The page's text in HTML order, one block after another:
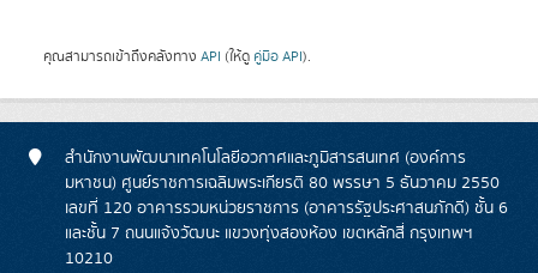
คุณสามารถเข้าถึงคลังทาง API (ให้ดู คู่มือ API).
สำนักงานพัฒนาเทคโนโลยีอวกาศและภูมิสารสนเทศ (องค์การ
มหาชน) ศูนย์ราชการเฉลิมพระเกียรติ 80 พรรษา 5 ธันวาคม 2550
เลขที่ 120 อาคารรวมหน่วยราชการ (อาคารรัฐประศาสนภักดี) ชั้น 6
และชั้น 7 ถนนแจ้งวัฒนะ แขวงทุ่งสองห้อง เขตหลักสี่ กรุงเทพฯ
10210